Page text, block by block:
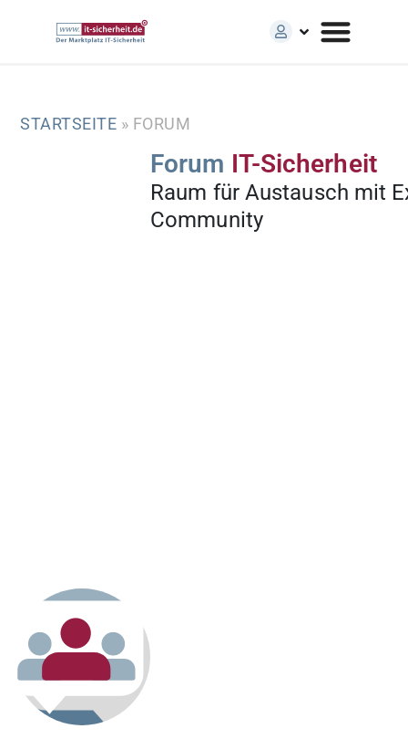
STARTSEITE » FORUM
Forum IT-Sicherheit
Raum für Austausch mit
Community